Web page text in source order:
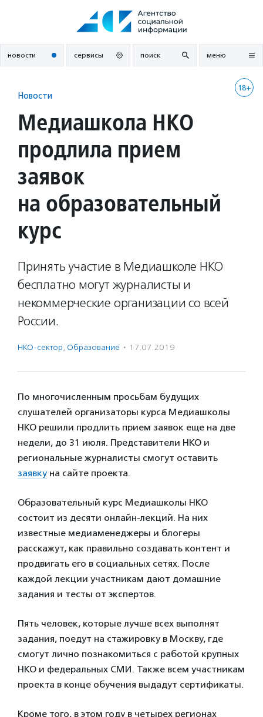
новости сервисы поиск меню
18+
Новости
Медиашкола НКО
продлила прием
заявок
на образовательный
курс
Принять участие в Медиашколе НКО
бесплатно могут журналисты и
некоммерческие организации со всей
России.
НКО-сектор, Образование · 17.07.2019
По многочисленным просьбам будущих
слушателей организаторы курса Медиашколы
НКО решили продлить прием заявок еще на две
недели, до 31 июля. Представители НКО и
региональные журналисты смогут оставить
заявку на сайте проекта.
Образовательный курс Медиашколы НКО
состоит из десяти онлайн-лекций. На них
известные медиаменеджеры и блогеры
расскажут, как правильно создавать контент и
продвигать его в социальных сетях. После
каждой лекции участникам дают домашние
задания и тесты от экспертов.
Пять человек, которые лучше всех выполнят
задания, поедут на стажировку в Москву, где
смогут лично познакомиться с работой крупных
НКО и федеральных СМИ. Также всем участникам
проекта в конце обучения выдадут сертификаты.
Кроме того, в этом году в четырех регионах